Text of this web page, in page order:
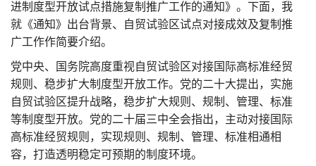
进制度型开放试点措施复制推广工作的通知》。下面，我
就《通知》出台背景、自贸试验区试点对接成效及复制推
广工作作简要介绍。
党中央、国务院高度重视自贸试验区对接国际高标准经贸
规则、稳步扩大制度型开放工作。党的二十大提出，实施
自贸试验区提升战略，稳步扩大规则、规制、管理、标准
等制度型开放。党的二十届三中全会指出，主动对接国际
高标准经贸规则，实现规则、规制、管理、标准相通相
容，打造透明稳定可预期的制度环境。